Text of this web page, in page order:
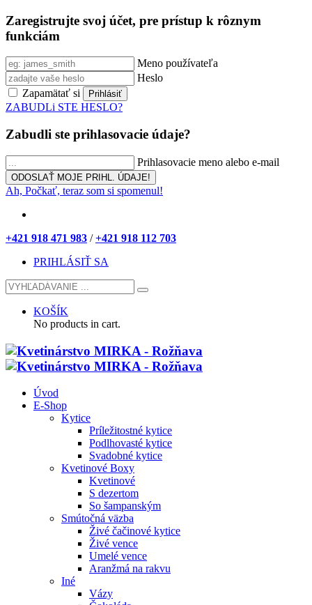
Zaregistrujte svoj účet, pre prístup k rôznym
funkciám
Meno používateľa
Heslo
Zapamätať si
ZABUDLi STE HESLO?
Zabudli ste prihlasovacie údaje?
Prihlasovacie meno alebo e-mail
Ah, Počkať, teraz som si spomenul!
+421 918 471 983 /+421 918 112 703
PRIHLÁSIŤ SA
KOŠÍK
No products in cart.
Úvod
E-Shop
Kytice
Príležitostné kytice
Podlhovasté kytice
Svadobné kytice
Kvetinové Boxy
Kvetinové
S dezertom
So šampanským
Smútočná väzba
Živé čačinové kytice
Živé vence
Umelé vence
Aranžmá na rakvu
Iné
Vázy